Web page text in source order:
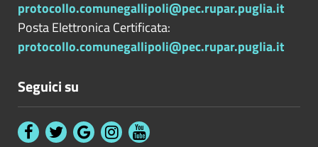
protocollo.comunegallipoli@pec.rupar.puglia.it
Posta Elettronica Certificata:
protocollo.comunegallipoli@pec.rupar.puglia.it
Seguici su